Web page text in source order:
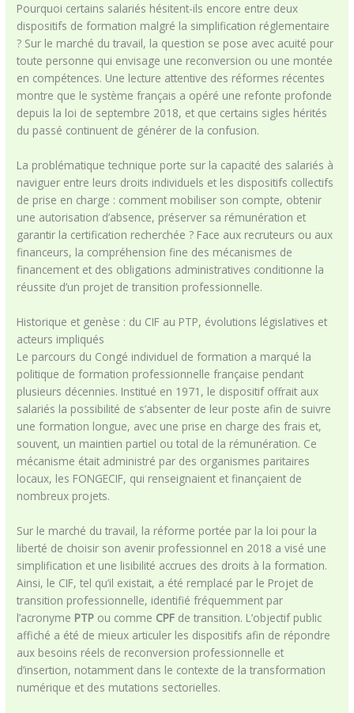
Pourquoi certains salariés hésitent-ils encore entre deux
dispositifs de formation malgré la simplification réglementaire
? Sur le marché du travail, la question se pose avec acuité pour
toute personne qui envisage une reconversion ou une montée
en compétences. Une lecture attentive des réformes récentes
montre que le système français a opéré une refonte profonde
depuis la loi de septembre 2018, et que certains sigles hérités
du passé continuent de générer de la confusion.
La problématique technique porte sur la capacité des salariés à
naviguer entre leurs droits individuels et les dispositifs collectifs
de prise en charge : comment mobiliser son compte, obtenir
une autorisation d’absence, préserver sa rémunération et
garantir la certification recherchée ? Face aux recruteurs ou aux
financeurs, la compréhension fine des mécanismes de
financement et des obligations administratives conditionne la
réussite d’un projet de transition professionnelle.
Historique et genèse : du CIF au PTP, évolutions législatives et
acteurs impliqués
Le parcours du Congé individuel de formation a marqué la
politique de formation professionnelle française pendant
plusieurs décennies. Institué en 1971, le dispositif offrait aux
salariés la possibilité de s’absenter de leur poste afin de suivre
une formation longue, avec une prise en charge des frais et,
souvent, un maintien partiel ou total de la rémunération. Ce
mécanisme était administré par des organismes paritaires
locaux, les FONGECIF, qui renseignaient et finançaient de
nombreux projets.
Sur le marché du travail, la réforme portée par la loi pour la
liberté de choisir son avenir professionnel en 2018 a visé une
simplification et une lisibilité accrues des droits à la formation.
Ainsi, le CIF, tel qu’il existait, a été remplacé par le Projet de
transition professionnelle, identifié fréquemment par
l’acronyme PTP ou comme CPF de transition. L’objectif public
affiché a été de mieux articuler les dispositifs afin de répondre
aux besoins réels de reconversion professionnelle et
d’insertion, notamment dans le contexte de la transformation
numérique et des mutations sectorielles.